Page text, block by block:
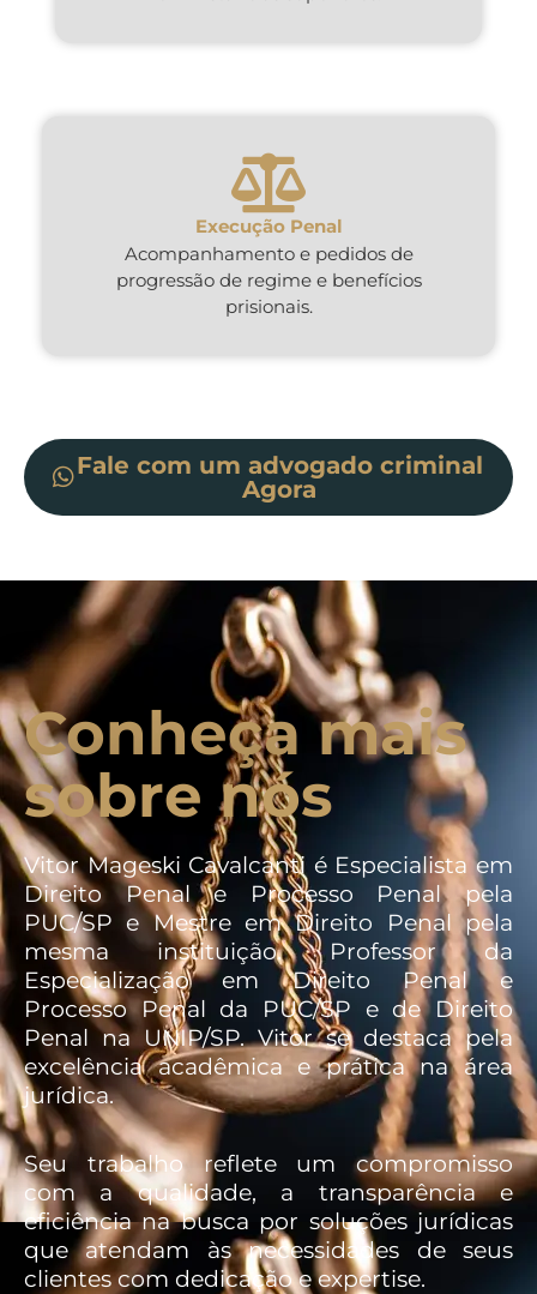
Execução Penal
Acompanhamento e pedidos de
progressão de regime e benefícios
prisionais.
Fale com um advogado criminal
Agora
Conheça mais
sobre nós
Vitor Mageski Cavalcanti é Especialista em
Direito Penal e Processo Penal pela
PUC/SP e Mestre em Direito Penal pela
mesma instituição. Professor da
Especialização em Direito Penal e
Processo Penal da PUC/SP e de Direito
Penal na UNIP/SP. Vitor se destaca pela
excelência acadêmica e prática na área
jurídica.
Seu trabalho reflete um compromisso
com a qualidade, a transparência e
eficiência na busca por soluções jurídicas
que atendam às necessidades de seus
clientes com dedicação e expertise.